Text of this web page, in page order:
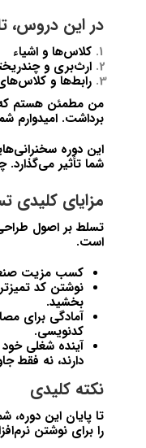
در این دروس،
کلاس‌ها و اشیاء
ارث‌بری و
رابط‌ها و
من مطمئن هستم که
برداشت. امیدوارم
این دوره
شما تأثیر
مزایای کلیدی
است.
کسب مزیت
نوشتن کد
بخشید.
آمادگی برای
کدنویسی.
آینده شغلی
دارند، نه فقط
نکته کلیدی
را برای نوشتن